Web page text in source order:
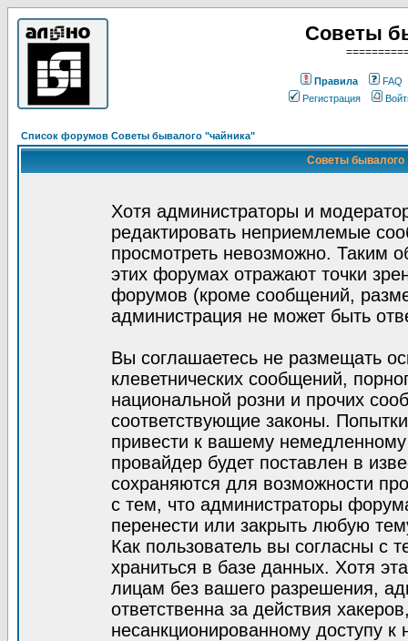
Советы
Правила
FAQ
Регистрация
Список форумов Советы бывалого "чайника"
Советы бывалого
Хотя администраторы и
редактировать неприемлемые
просмотреть невозможно. Таким
этих форумах отражают точки
форумов (кроме сообщений,
администрация не может быть
Вы соглашаетесь не размещать
клеветнических сообщений,
национальной розни и прочих
соответствующие законы.
привести к вашему
провайдер будет поставлен в
сохраняются для возможности
с тем, что администраторы
перенести или закрыть любую
Как пользователь вы согласны с
храниться в базе данных. Хотя
лицам без вашего разрешения,
ответственна за действия
несанкционированному доступу к